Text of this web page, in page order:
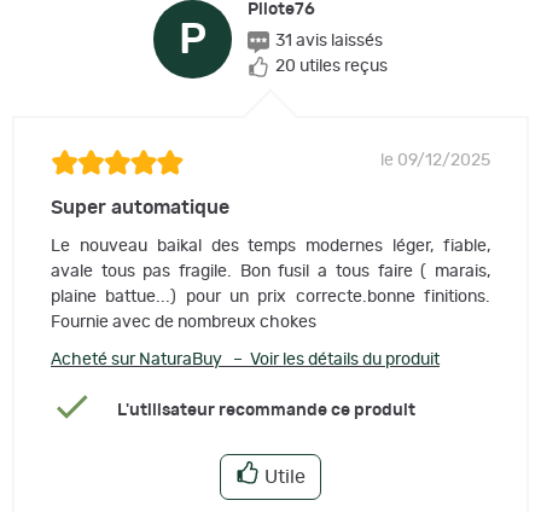
P
Pilote76
31 avis laissés
20 utiles reçus
le 09/12/2025
Super automatique
Le nouveau baikal des temps modernes léger, fiable,
avale tous pas fragile. Bon fusil a tous faire ( marais,
plaine battue...) pour un prix correcte.bonne finitions.
Fournie avec de nombreux chokes
Acheté sur NaturaBuy – Voir les détails du produit
L'utilisateur recommande ce produit
Utile